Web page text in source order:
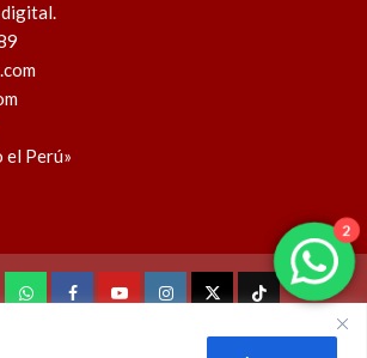
digital.
el Perú»
WhatsAppFacebookYoutubeInstagram
X TikTok
2